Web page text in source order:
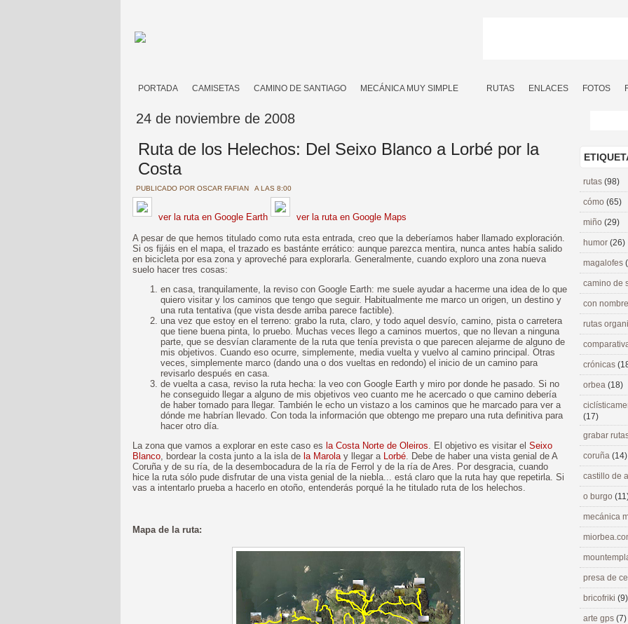
PORTADA CAMISETAS CAMINO DE SANTIAGO MECÁNICA MUY SIMPLE RUTAS ENLACES FOTOS
24 de noviembre de 2008
Ruta de los Helechos: Del Seixo Blanco a Lorbé por la
Costa
PUBLICADO POR OSCAR FAFIAN A LAS 8:00
ver la ruta en Google Earth
ver la ruta en Google Maps
A pesar de que hemos titulado como ruta esta entrada, creo que la deberíamos haber llamado exploración.
Si os fijáis en el mapa, el trazado es bastánte errático: aunque parezca mentira, nunca antes había salido
en bicicleta por esa zona y aproveché para explorarla. Generalmente, cuando exploro una zona nueva
suelo hacer tres cosas:
en casa, tranquilamente, la reviso con Google Earth: me suele ayudar a hacerme una idea de lo que
quiero visitar y los caminos que tengo que seguir. Habitualmente me marco un origen, un destino y
una ruta tentativa (que vista desde arriba parece factible).
una vez que estoy en el terreno: grabo la ruta, claro, y todo aquel desvío, camino, pista o carretera
que tiene buena pinta, lo pruebo. Muchas veces llego a caminos muertos, que no llevan a ninguna
parte, que se desvían claramente de la ruta que tenía prevista o que parecen alejarme de alguno de
mis objetivos. Cuando eso ocurre, simplemente, media vuelta y vuelvo al camino principal. Otras
veces, simplemente marco (dando una o dos vueltas en redondo) el inicio de un camino para
revisarlo después en casa.
de vuelta a casa, reviso la ruta hecha: la veo con Google Earth y miro por donde he pasado. Si no
he conseguido llegar a alguno de mis objetivos veo cuanto me he acercado o que camino debería
de haber tomado para llegar. También le echo un vistazo a los caminos que he marcado para ver a
dónde me habrían llevado. Con toda la información que obtengo me preparo una ruta definitiva para
hacer otro día.
La zona que vamos a explorar en este caso es la Costa Norte de Oleiros. El objetivo es visitar el Seixo
Blanco, bordear la costa junto a la isla de la Marolay llegar a Lorbé. Debe de haber una vista genial de A
Coruña y de su ría, de la desembocadura de la ría de Ferrol y de la ría de Ares. Por desgracia, cuando
hice la ruta sólo pude disfrutar de una vista genial de la niebla... está claro que la ruta hay que repetirla. Si
vas a intentarlo prueba a hacerlo en otoño, entenderás porqué la he titulado ruta de los helechos.
Mapa de la ruta:
rutas (98)
cómo (65)
miño (29)
humor (26)
magalofes
camino de
con
rutas
crónicas
orbea (18)
(17)
grabar
coruña (14)
castillo de
o burgo
mecánica
presa de
bricofriki (9)
arte gps (7)